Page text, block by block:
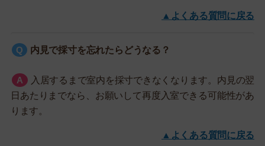
▲よくある質問に戻る
内見で採寸を忘れたらどうなる？
入居するまで室内を採寸できなくなります。内見の翌
日あたりまでなら、お願いして再度入室できる可能性があ
ります。
▲よくある質問に戻る